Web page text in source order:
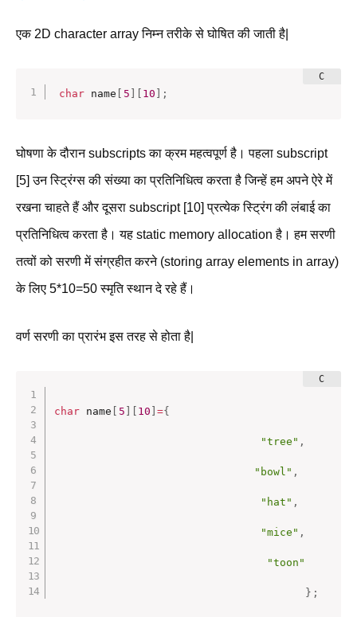
एक 2D character array निम्न तरीके से घोषित की जाती है|
char name [ 5 ] [ 10 ] ;
घोषणा के दौरान subscripts का क्रम महत्वपूर्ण है। पहला subscript
[5] उन स्ट्रिंग्स की संख्या का प्रतिनिधित्व करता है जिन्हें हम अपने ऐरे में
रखना चाहते हैं और दूसरा subscript [10] प्रत्येक स्ट्रिंग की लंबाई का
प्रतिनिधित्व करता है। यह static memory allocation है। हम सरणी
तत्वों को सरणी में संग्रहीत करने (storing array elements in array)
के लिए 5*10=50 स्मृति स्थान दे रहे हैं।
वर्ण सरणी का प्रारंभ इस तरह से होता है|
char name 5 10 ]={
"tree" ,
"bowl" ,
"hat" ,
"mice" ,
"toon"
} ;